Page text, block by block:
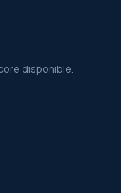
disponible.